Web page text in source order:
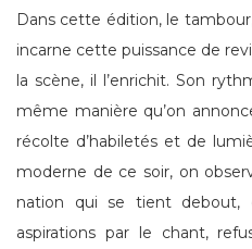
Dans cette édition, le
incarne cette puissance de
la scène, il l’enrichit. Son
même manière qu’on
récolte d’habiletés et de
moderne de ce soir, on
nation qui se tient debout,
aspirations par le chant,